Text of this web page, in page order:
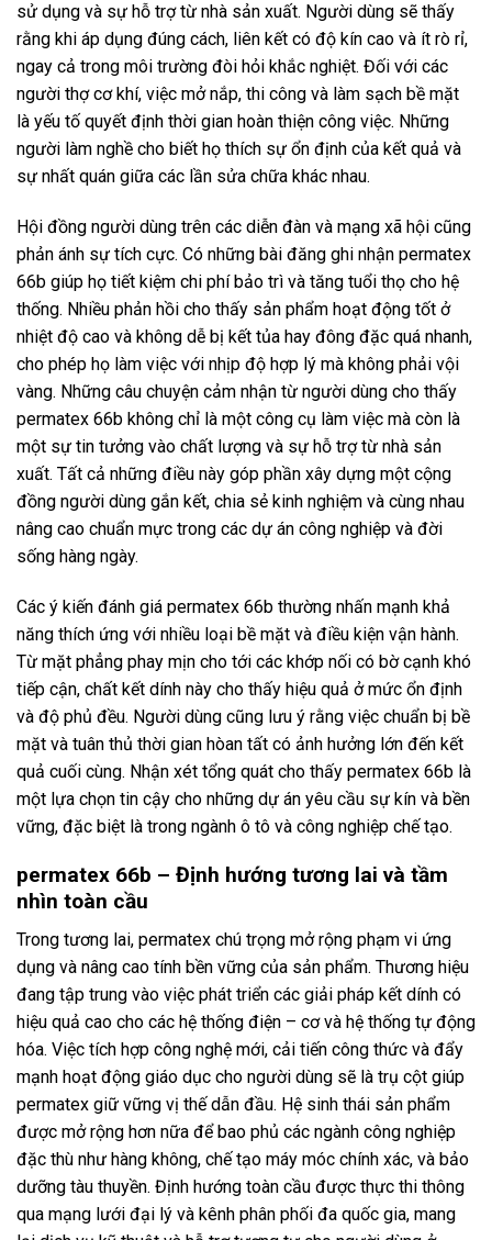
sử dụng và sự hỗ trợ từ nhà sản xuất. Người dùng sẽ thấy
rằng khi áp dụng đúng cách, liên kết có độ kín cao và ít rò rỉ,
ngay cả trong môi trường đòi hỏi khắc nghiệt. Đối với các
người thợ cơ khí, việc mở nắp, thi công và làm sạch bề mặt
là yếu tố quyết định thời gian hoàn thiện công việc. Những
người làm nghề cho biết họ thích sự ổn định của kết quả và
sự nhất quán giữa các lần sửa chữa khác nhau.
Hội đồng người dùng trên các diễn đàn và mạng xã hội cũng
phản ánh sự tích cực. Có những bài đăng ghi nhận permatex
66b giúp họ tiết kiệm chi phí bảo trì và tăng tuổi thọ cho hệ
thống. Nhiều phản hồi cho thấy sản phẩm hoạt động tốt ở
nhiệt độ cao và không dễ bị kết tủa hay đông đặc quá nhanh,
cho phép họ làm việc với nhịp độ hợp lý mà không phải vội
vàng. Những câu chuyện cảm nhận từ người dùng cho thấy
permatex 66b không chỉ là một công cụ làm việc mà còn là
một sự tin tưởng vào chất lượng và sự hỗ trợ từ nhà sản
xuất. Tất cả những điều này góp phần xây dựng một cộng
đồng người dùng gắn kết, chia sẻ kinh nghiệm và cùng nhau
nâng cao chuẩn mực trong các dự án công nghiệp và đời
sống hàng ngày.
Các ý kiến đánh giá permatex 66b thường nhấn mạnh khả
năng thích ứng với nhiều loại bề mặt và điều kiện vận hành.
Từ mặt phẳng phay mịn cho tới các khớp nối có bờ cạnh khó
tiếp cận, chất kết dính này cho thấy hiệu quả ở mức ổn định
và độ phủ đều. Người dùng cũng lưu ý rằng việc chuẩn bị bề
mặt và tuân thủ thời gian hòan tất có ảnh hưởng lớn đến kết
quả cuối cùng. Nhận xét tổng quát cho thấy permatex 66b là
một lựa chọn tin cậy cho những dự án yêu cầu sự kín và bền
vững, đặc biệt là trong ngành ô tô và công nghiệp chế tạo.
permatex 66b – Định hướng tương lai và tầm
nhìn toàn cầu
Trong tương lai, permatex chú trọng mở rộng phạm vi ứng
dụng và nâng cao tính bền vững của sản phẩm. Thương hiệu
đang tập trung vào việc phát triển các giải pháp kết dính có
hiệu quả cao cho các hệ thống điện – cơ và hệ thống tự động
hóa. Việc tích hợp công nghệ mới, cải tiến công thức và đẩy
mạnh hoạt động giáo dục cho người dùng sẽ là trụ cột giúp
permatex giữ vững vị thế dẫn đầu. Hệ sinh thái sản phẩm
được mở rộng hơn nữa để bao phủ các ngành công nghiệp
đặc thù như hàng không, chế tạo máy móc chính xác, và bảo
dưỡng tàu thuyền. Định hướng toàn cầu được thực thi thông
qua mạng lưới đại lý và kênh phân phối đa quốc gia, mang